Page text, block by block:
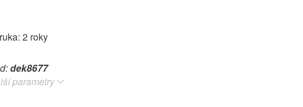
2 roky
dek8677
parametry